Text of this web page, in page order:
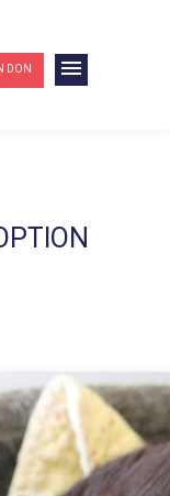
DON menu